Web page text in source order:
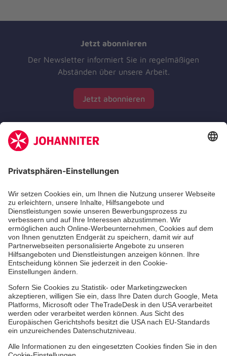
Jetzt abonnieren
Der Newsletter informiert Sie in regelmäßigen
Abständen über unsere Arbeit.
Jetzt abonnieren
Zertifizierung der Johanniter-Unfall-Hilfe e.V.
Die Johanniter GmbH führt das Spendenzertifikat
des Deutschen Spendenrats e.V.
Dienste & Leistungen
Mitarbeiten & Lernen